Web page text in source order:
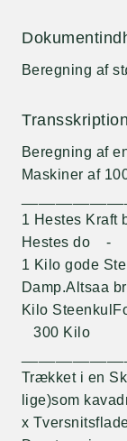
Beregning af
Transskription
Beregning af
Maskiner af
1 Hestes Kraft
Hestes
1 Kilo gode
Damp.Altsaa
Kilo
300 Kilo
Trækket i en
lige)som
x